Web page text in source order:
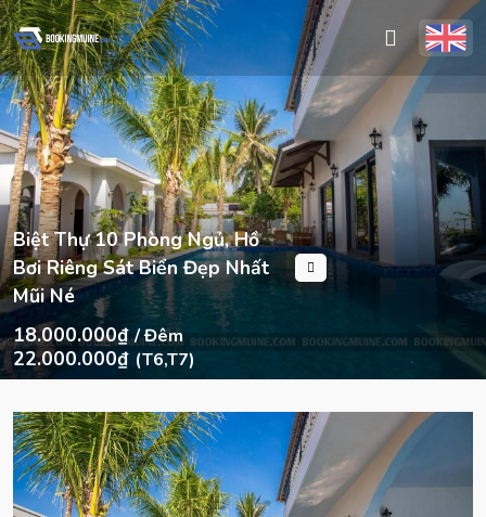
Biệt Thự 10 Phòng Ngủ, Hồ
Bơi Riêng Sát Biển Đẹp Nhất
Mũi Né
18.000.000₫/ Đêm
22.000.000₫ (T6,T7)